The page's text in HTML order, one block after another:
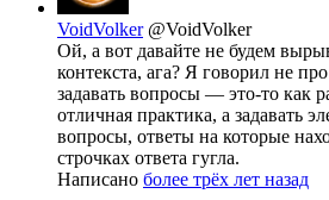
VoidVolker @VoidVolker
Ой, а вот давайте не будем
контекста, ага? Я говорил не
задавать вопросы — это-то как
отличная практика, а задавать
вопросы, ответы на которые
строчках ответа гугла.
Написано более трёх лет назад